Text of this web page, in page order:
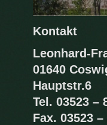
Kontakt
Leonhard-
01640
Hauptstr.6
Tel. 03523 –
Fax. 03523 –